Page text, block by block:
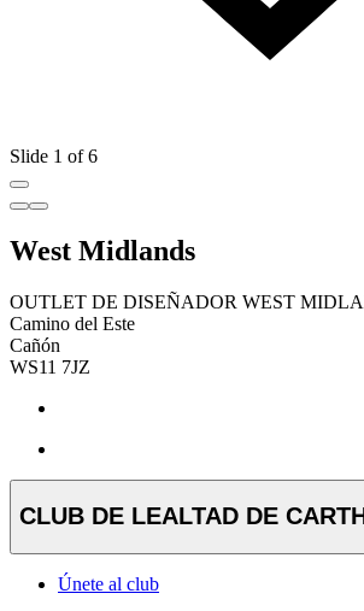
Slide 1 of 6
West Midlands
OUTLET DE DISEÑADOR WEST
Camino del Este
Cañón
WS11 7JZ
CLUB DE LEALTAD DE
Únete al club